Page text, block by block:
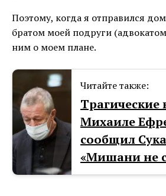
Поэтому, когда я отправился
братом моей подруги
ним о моем плане.
Читайте также:
Тpaгические
Mиxaиле
сообщил
«Mишани не